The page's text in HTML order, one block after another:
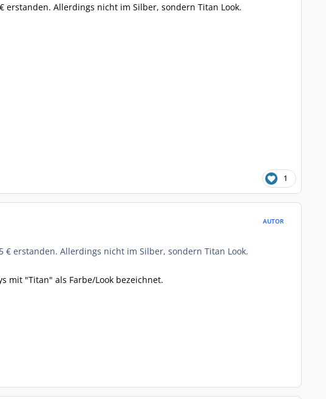
erstanden. Allerdings nicht im Silber, sondern Titan Look.
1
AUTOR
€ erstanden. Allerdings nicht im Silber, sondern Titan Look.
mit "Titan" als Farbe/Look bezeichnet.